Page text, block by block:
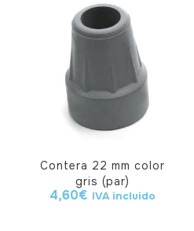
Contera 22 mm color
gris (par)
4,60€ IVA incluido